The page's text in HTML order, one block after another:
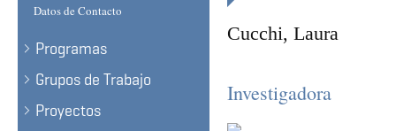
Datos de Contacto
Programas
Grupos de Trabajo
Proyectos
Cucchi, Laura
Investigadora